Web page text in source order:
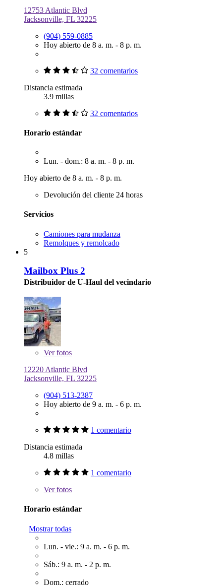
12753 Atlantic Blvd
Jacksonville, FL 32225
(904) 559-0885
Hoy abierto de 8 a. m. - 8 p. m.
32 comentarios
Distancia estimada
3.9 millas
32 comentarios
Horario estándar
Lun. - dom.: 8 a. m. - 8 p. m.
Hoy abierto de 8 a. m. - 8 p. m.
Devolución del cliente 24 horas
Servicios
Camiones para mudanza
Remolques y remolcado
5
Mailbox Plus 2
Distribuidor de U-Haul del vecindario
Verfotos
12220 Atlantic Blvd
Jacksonville, FL 32225
(904) 513-2387
Hoy abierto de 9 a. m. - 6 p. m.
1 comentario
Distancia estimada
4.8 millas
1 comentario
Verfotos
Horario estándar
Mostrar todas
Lun. - vie.: 9 a. m. - 6 p. m.
Sáb.: 9 a. m. - 2 p. m.
Dom.: cerrado